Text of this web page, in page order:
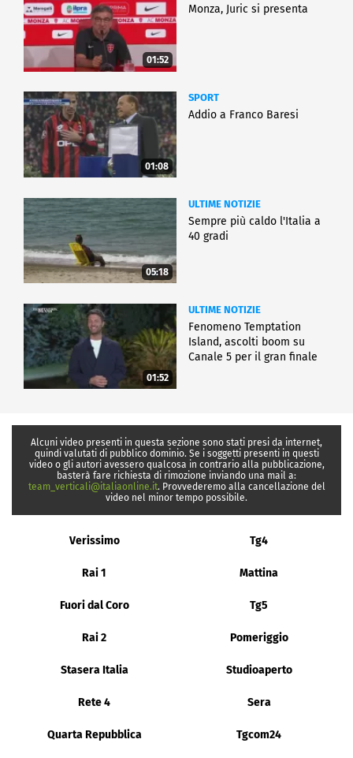
01:52
Monza, Juric si presenta
01:08
SPORT
Addio a Franco Baresi
05:18
ULTIME NOTIZIE
Sempre più caldo l'Italia a
40 gradi
01:52
ULTIME NOTIZIE
Fenomeno Temptation
Island, ascolti boom su
Canale 5 per il gran finale
Alcuni video presenti in questa sezione sono stati presi da internet,
quindi valutati di pubblico dominio. Se i soggetti presenti in questi
video o gli autori avessero qualcosa in contrario alla pubblicazione,
basterà fare richiesta di rimozione inviando una mail a:
team_verticali@italiaonline.it. Provvederemo alla cancellazione del
video nel minor tempo possibile.
Verissimo Tg4
Rai 1 Mattina
Fuori dal Coro Tg5
Rai 2 Pomeriggio
Stasera Italia Studioaperto
Rete 4 Sera
Quarta Repubblica Tgcom24